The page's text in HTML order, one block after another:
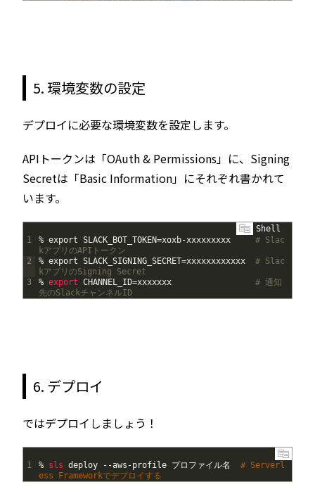
5. 環境変数の設定
デプロイに必要な環境変数を設定します。
APIトークンは「OAuth & Permissions」に、Signing
Secretは「Basic Information」にそれぞれ書かれて
います。
Shell
1
2
3
% export SLACK_BOT_TOKEN=xoxb-xxxxxxxxx
# Slac
kアプリのAPIトークン
% export SLACK_SIGNING_SECRET=xxxxxxxxxxxx
# Slac
kアプリのSigning Secret
% export CHANNEL_ID=xxxxxxx
# 通知
先のSlackチャンネルID
6. デプロイ
ではデプロイしましょう！
1 % sls deploy --aws -profile プロファイル名
# Serverl
ess Frameworkでデプロイする